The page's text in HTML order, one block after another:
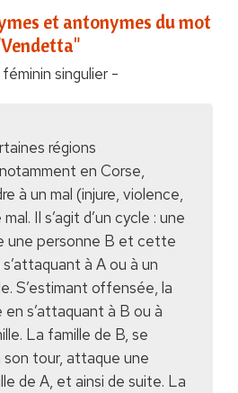
et antonymes du mot
singulier -
régions
en Corse,
à un mal (injure, violence,
Il s’agit d’un cycle : une
une personne B et cette
à A ou à un
S’estimant offensée, la
en s’attaquant à B ou à
La famille de B, se
tour, attaque une
de A, et ainsi de suite. La